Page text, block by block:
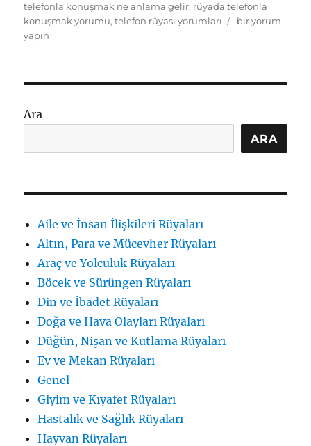
telefonla konuşmak ne anlama gelir, rüyada telefonla
konuşmak yorumu,telefon rüyası yorumları
Rüyada
bir yorum
yapın
Ara
ARA
Aile ve İnsan İlişkileri Rüyaları
Altın, Para ve Mücevher Rüyaları
Araç ve Yolculuk Rüyaları
Böcek ve Sürüngen Rüyaları
Din ve İbadet Rüyaları
Doğa ve Hava Olayları Rüyaları
Düğün, Nişan ve Kutlama Rüyaları
Ev ve Mekan Rüyaları
Genel
Giyim ve Kıyafet Rüyaları
Hastalık ve Sağlık Rüyaları
Hayvan Rüyaları